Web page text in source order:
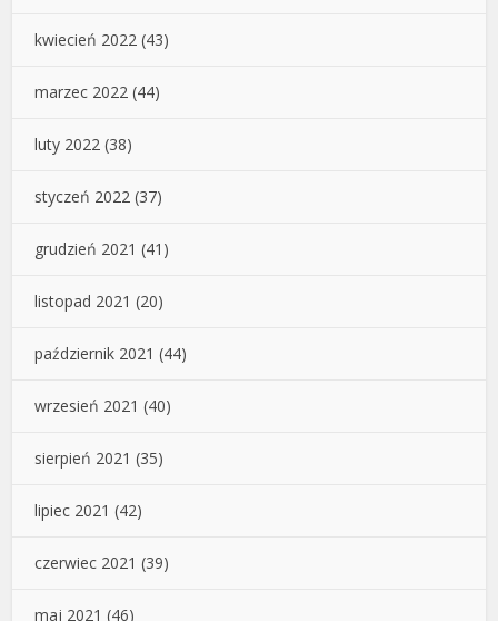
kwiecień 2022 (43)
marzec 2022 (44)
luty 2022 (38)
styczeń 2022 (37)
grudzień 2021 (41)
listopad 2021 (20)
październik 2021 (44)
wrzesień 2021 (40)
sierpień 2021 (35)
lipiec 2021 (42)
czerwiec 2021 (39)
maj 2021 (46)